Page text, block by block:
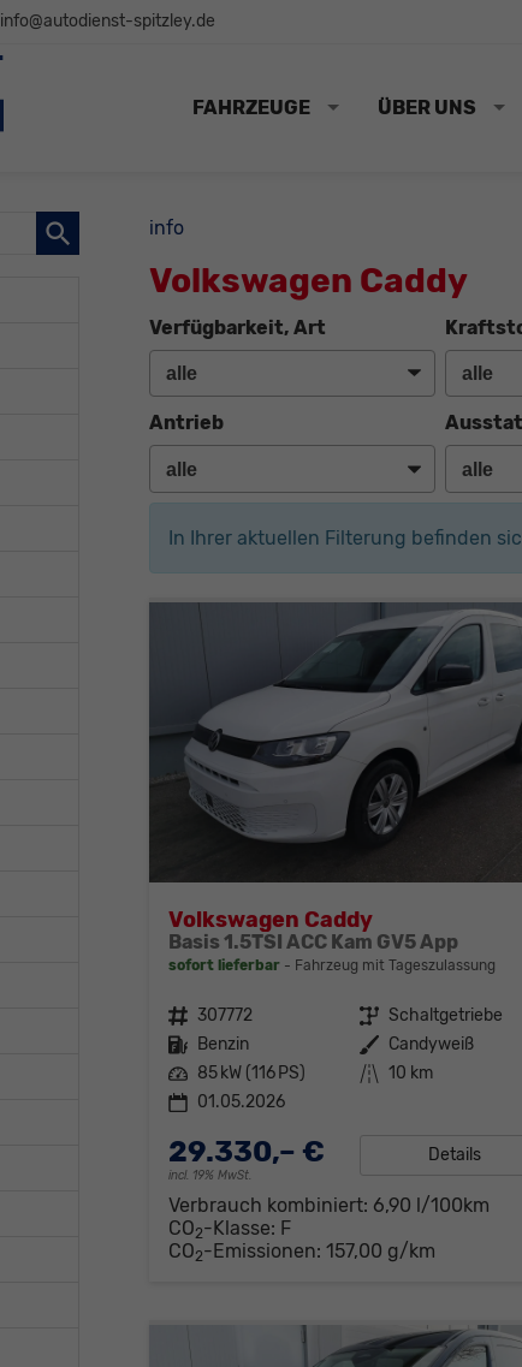
info@autodienst-spitzley.de
FAHRZEUGE ÜBER UNS
info
Volkswagen Caddy
Verfügbarkeit, Art
Antrieb
In Ihrer aktuellen Filterung befinden
Volkswagen Caddy
Basis 1.5TSI ACC Kam GV5 App
sofort lieferbar Fahrzeug mit Tageszulassung
Fahrzeugnr. 307772 Getriebe Schaltgetriebe
Kraftstoff Benzin Außenfarbe Candyweiß
Leistung 85 kW (116 PS) Kilometerstand 10 km
01.05.2026
29.330,– €
incl. 19% MwSt.
Details
Verbrauch kombiniert: 6,90 l/100km
CO2-Klasse: F
CO2-Emissionen: 157,00 g/km